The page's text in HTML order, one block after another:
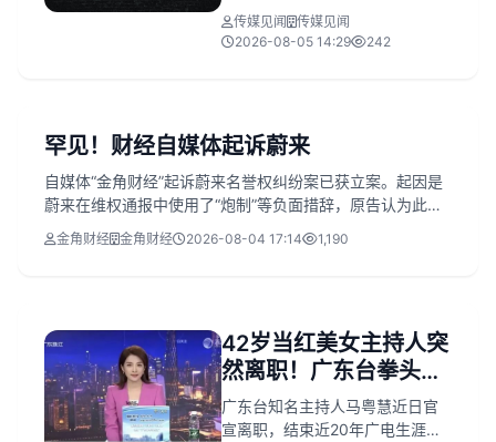
元用百度百家号“帝侃”批量发布纯
碱企业不实文章，同步交易期货
显，未采纳其“无主观故意”“患精
神疾病”等申辩。AI降低造谣门
槛，但违法成本不减。
传媒见闻
传媒见闻
2026-08-05 14:29
242
罕见！财经自媒体起诉蔚来
自媒体“金角财经”起诉蔚来名誉权纠纷案已获立案。起因是
蔚来在维权通报中使用了“炮制”等负面措辞，原告认为此举
超出未生效的一审判决范围，损害其商业信誉。该案反映了
自媒体维权意识的增强。
金角财经 金角财经 2026-08-04 17:14 1,190
42岁当红美女主持人突
然离职！广东台拳头栏
目“新闻女神”转战新赛
道
广东台知名主持人马粤慧近日官
宣离职，结束近20年广电生涯。